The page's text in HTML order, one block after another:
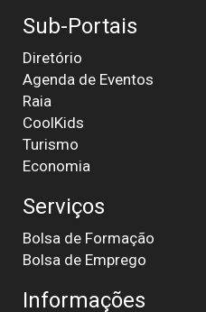
Sub-Portais
Diretório
Agenda de Eventos
Raia
CoolKids
Turismo
Economia
Serviços
Bolsa de Formação
Bolsa de Emprego
Informações